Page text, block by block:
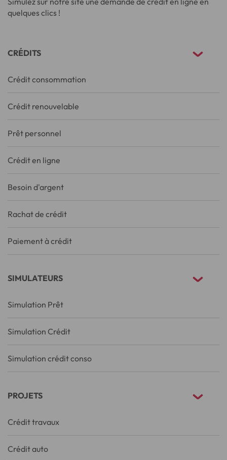
quelques clics !
CRÉDITS
Crédit consommation
Crédit renouvelable
Prêt personnel
Crédit en ligne
Besoin d'argent
Rachat de crédit
Paiement à crédit
SIMULATEURS
Simulation Prêt
Simulation Crédit
Simulation crédit conso
PROJETS
Crédit travaux
Crédit auto